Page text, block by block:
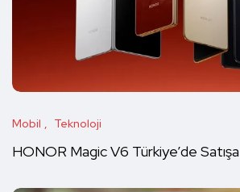
Mobil Teknoloji
HONOR Magic V6 Türkiye’de Satışa